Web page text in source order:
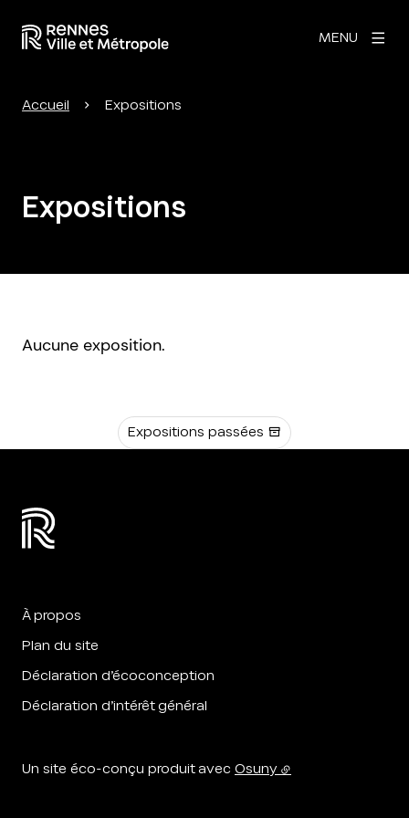
MENU
Accueil Expositions
Expositions
Aucune exposition.
Expositions passées
À propos
Plan du site
Déclaration d’écoconception
Déclaration d’intérêt général
Un site éco-conçu produit avec Osuny